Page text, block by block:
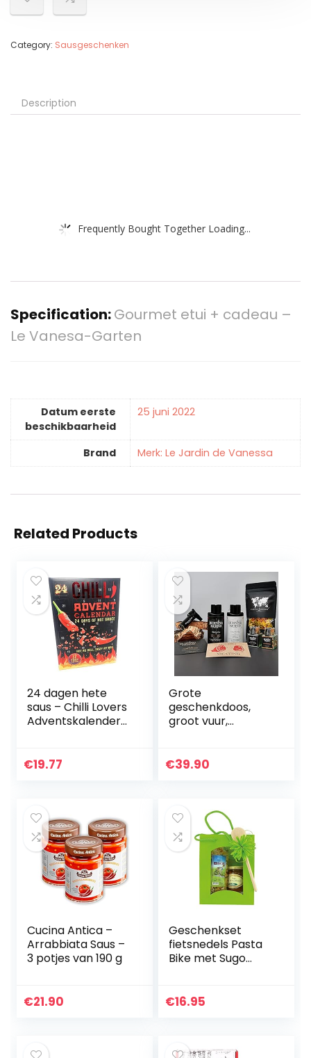
Category: Sausgeschenken
Description
Frequently Bought Together Loading...
Specification:Gourmet etui + cadeau –
Le Vanesa-Garten
Datum eerste
beschikbaarheid
25 juni 2022
Brand Merk: Le Jardin de Vanessa
Related Products
24 dagen hete
saus – Chilli Lovers
Adventskalender-
€19.77
Grote
geschenkdoos,
groot vuur,
flamberen, met
€39.90
Cucina Antica –
Arrabbiata Saus –
3 potjes van 190 g
€21.90
Geschenkset
fietsnedels Pasta
Bike met Sugo
€16.95